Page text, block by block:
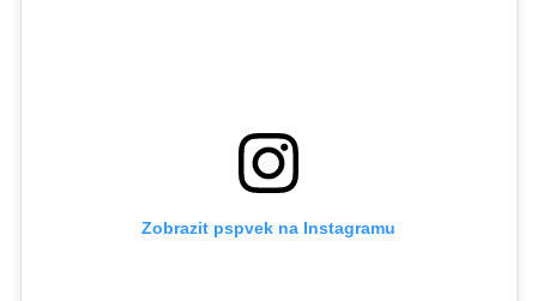
Zobrazit pspvek na Instagramu